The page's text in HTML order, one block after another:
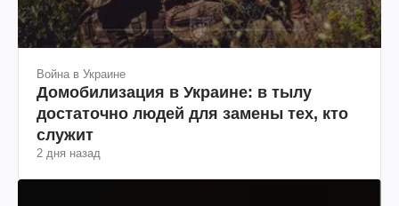
Война в Украине
Домобилизация в Украине: в тылу
достаточно людей для замены тех, кто
служит